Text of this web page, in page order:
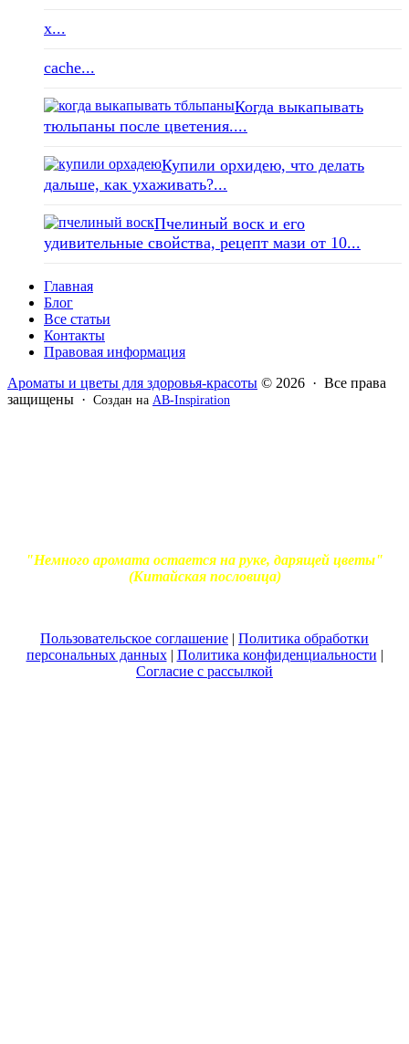
x...
cache...
Когда выкапывать
тюльпаны после цветения....
Купили орхидею, что делать
дальше, как ухаживать?...
Пчелиный воск и его
удивительные свойства, рецепт мази от 10...
Главная
Блог
Все статьи
Контакты
Правовая информация
Ароматы и цветы для здоровья-красоты © 2026 · Все права
защищены · Создан на AB-Inspiration
"Немного аромата остается на руке, дарящей цветы"
(Китайская пословица)
Пользовательское соглашение | Политика обработки
персональных данных| Политика конфиденциальности |
Согласие с рассылкой